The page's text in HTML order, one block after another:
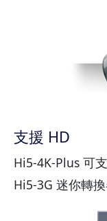
支援 HD
Hi5-4K-Plus 可
Hi5-3G 迷你轉換